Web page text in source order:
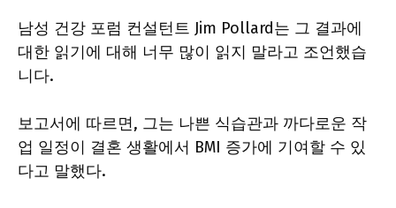
남성 건강 포럼 컨설턴트 Jim Pollard는 그 결과에
대한 읽기에 대해 너무 많이 읽지 말라고 조언했습
니다.
보고서에 따르면, 그는 나쁜 식습관과 까다로운 작
업 일정이 결혼 생활에서 BMI 증가에 기여할 수 있
다고 말했다.